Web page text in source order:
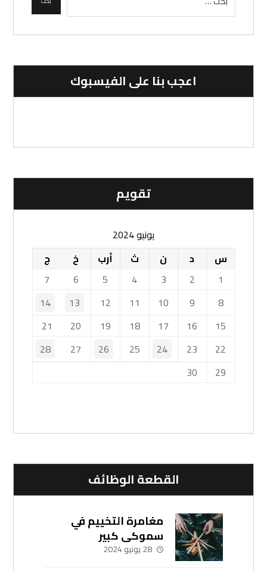
اعجب بنا على الفيسبوك
تقویم
يونيو 2024
س
د ن ث أرب خ
ج
1
2
3
4
5
6
7
8
9
10
11
12
13
14
15
16
17
18
19
20
21
22
23
24
25
26
27
28
29
30
القطعة الوظائف
مغامرة التخييم في
سموكي كبير
28 يونيو 2024